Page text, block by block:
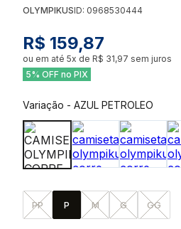
OLYMPIKUSID: 0968530444
R$ 159,87
ou em até 5x de R$ 31,97 sem juros
5% OFF no PIX
Variação - AZUL PETROLEO
PP P M G GG